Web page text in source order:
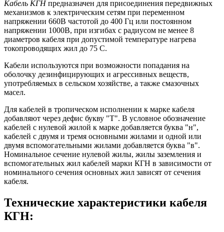
Кабель КГНпредназначен для присоединения передвижных
механизмов к электрическим сетям при переменном
напряжении 660В частотой до 400 Гц или постоянном
напряжении 1000В, при изгибах с радиусом не менее 8
диаметров кабеля при допустимой температуре нагрева
токопроводящих жил до 75 С.
Кабели используются при возможности попадания на
оболочку дезинфицирующих и агрессивных веществ,
употребляемых в сельском хозяйстве, а также смазочных
масел.
Для кабелей в тропическом исполнении к марке кабеля
добавляют через дефис букву "Т". В условное обозначение
кабелей с нулевой жилой к марке добавляется буква "н",
кабелей с двумя и тремя основными жилами и одной или
двумя вспомогательными жилами добавляется буква "в".
Номинальное сечение нулевой жилы, жилы заземления и
вспомогательных жил кабелей марки КГН в зависимости от
номинального сечения основных жил зависят от сечения
кабеля.
Технические характеристики кабеля
КГН: